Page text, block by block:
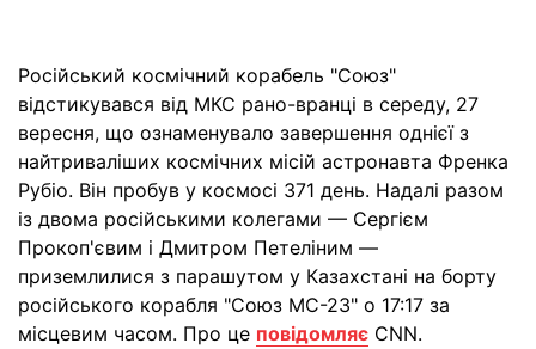
Російський космічний корабель "Союз"
відстикувався від МКС рано-вранці в середу, 27
вересня, що ознаменувало завершення однієї з
найтриваліших космічних місій астронавта Френка
Рубіо. Він пробув у космосі 371 день. Надалі разом
із двома російськими колегами — Сергієм
Прокоп'євим і Дмитром Петеліним —
приземлилися з парашутом у Казахстані на борту
російського корабля "Союз МС-23" о 17:17 за
місцевим часом. Про це повідомляє CNN.